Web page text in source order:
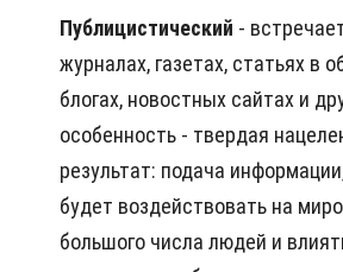
Публицистический -
журналах, газетах, статьях в
блогах, новостных сайтах и
особенность - твердая
результат: подача
будет воздействовать на
большого числа людей и